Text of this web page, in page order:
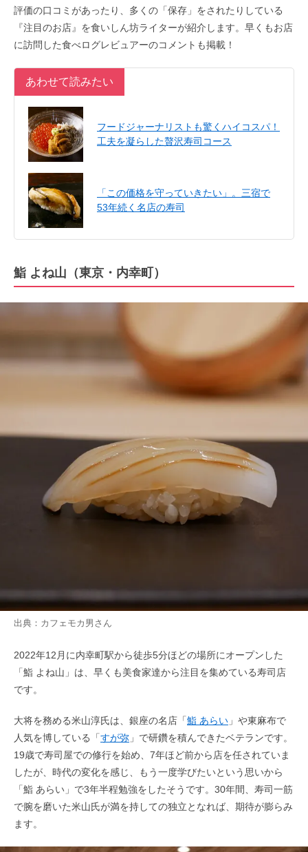
評価の口コミがあったり、多くの「保存」をされたりしている
『注目のお店』を食いしん坊ライターが紹介します。早くもお店
に訪問した食べログレビュアーのコメントも掲載！
あわせて読みたい
フードジャーナリストも驚くハイコスパ！
工夫を凝らした贅沢寿司コース
「この価格を守っていきたい」。三宿で
53年続く名店の寿司
鮨 よね山（東京・内幸町）
出典： カフェモカ男 さん
2022年12月に内幸町駅から徒歩5分ほどの場所にオープンした
「鮨 よね山」は、早くも美食家達から注目を集めている寿司店
です。
大将を務める米山淳氏は、銀座の名店「鮨 あらい 」や東麻布で
人気を博している「すが弥 」で研鑽を積んできたベテランです。
19歳で寿司屋での修行を始め、7年ほど前から店を任されていま
したが、時代の変化を感じ、もう一度学びたいという思いから
「鮨 あらい」で3年半程勉強をしたそうです。30年間、寿司一筋
で腕を磨いた米山氏が満を持しての独立となれば、期待が膨らみ
ます。